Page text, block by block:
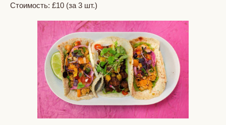
Стоимость: £10 (за 3 шт.)